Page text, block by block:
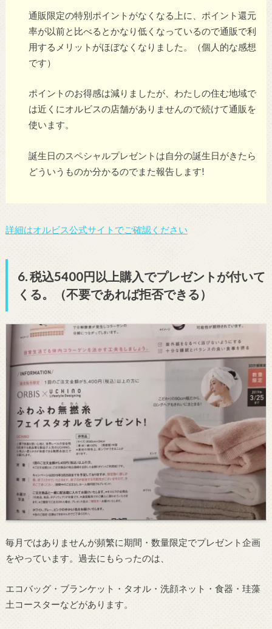
通販限定の特別ポイントがなくなる上に、ポイント還元
率が以前と比べるとかなり低くなっているので通販で利
用するメリットがほぼなくなりました。（個人的な感想
です）
ポイントのお得感は減りましたが、わたしの住む地域で
は近くにオルビスの店舗がありませんので続けて通販を
使います。
誕生日のスペシャルプレゼントは自分の誕生日がきたら
どういうものか分かるのでまた報告します!
詳細はオルビス公式サイトでご確認ください
6. 税込5400円以上購入でプレゼントが付いて
くる。（不要であれば拒否できる）
毎月ではありませんが頻繁に期間・数量限定でプレゼント企画
をやっています。過去にもらったのは、
エコバッグ・ブランケット・タオル・洗顔ネット・食器・珪藻
土コースターなどがあります。